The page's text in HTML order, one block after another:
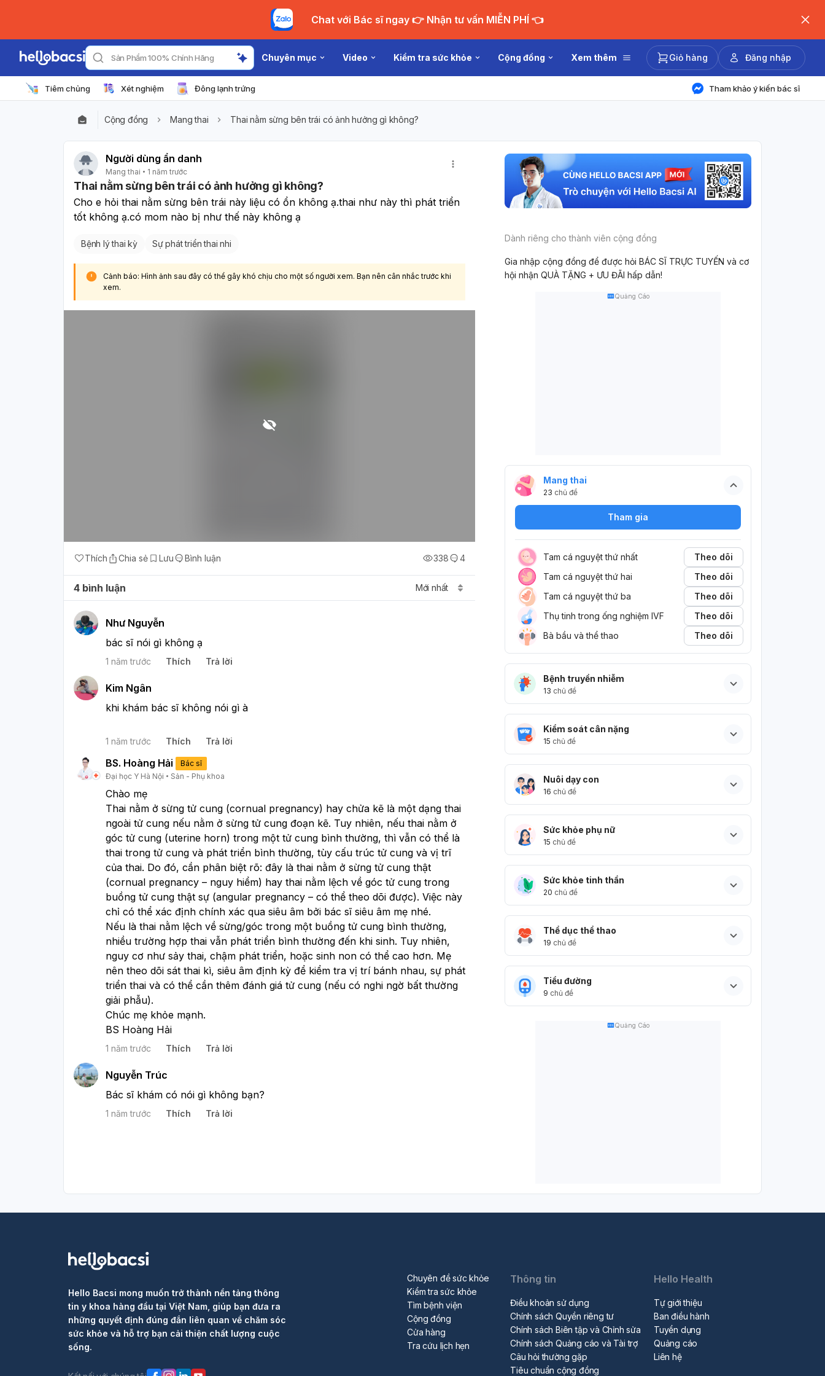
Chat với Bác sĩ ngay 👉 Nhận tư vấn MIỄN PHÍ 👈
Sản Phẩm 100% Chính Hãng Chuyên mục Video Kiểm tra sức khỏe Cộng đồng Xem thêm Giỏ hàng Đăng nhập
Tiêm chủng Xét nghiệm Đông lạnh trứng Tham khảo ý kiến bác sĩ
Cộng đồng Mang thai Thai nằm sừng bên trái có ảnh hưởng gì không?
Người dùng ẩn danh
Mang thai 1 năm trước
Thai nằm sừng bên trái có ảnh hưởng gì không?
Cho e hỏi thai nằm sừng bên trái này liệu có ổn không ạ.thai như này thì phát triển
tốt không ạ.có mom nào bị như thế này không ạ
Bệnh lý thai kỳ Sự phát triển thai nhi
Cảnh báo: Hình ảnh sau đây có thể gây khó chịu cho một số người xem. Bạn nên cân nhắc trước khi
xem.
Thích Chia sẻ Lưu Bình luận 338 4
4 bình luận Mới nhất
Như Nguyễn
bác sĩ nói gì không ạ
1 năm trước Thích Trả lời
Kim Ngân
khi khám bác sĩ không nói gì à
1 năm trước Thích Trả lời
BS. Hoàng Hải
Bác sĩ
Đại học Y Hà Nội
Sản - Phụ khoa
Chào mẹ
Thai nằm ở sừng tử cung (cornual pregnancy) hay chửa kẽ là một dạng thai
ngoài tử cung nếu nằm ở sừng tử cung đoạn kẽ. Tuy nhiên, nếu thai nằm ở
góc tử cung (uterine horn) trong một tử cung bình thường, thì vẫn có thể là
thai trong tử cung và phát triển bình thường, tùy cấu trúc tử cung và vị trĩ
của thai. Do đó, cần phân biệt rõ: đây là thai nằm ở sừng tử cung thật
(cornual pregnancy – nguy hiểm) hay thai nằm lệch về góc tử cung trong
buồng tử cung thật sự (angular pregnancy – có thể theo dõi được). Việc này
chỉ có thể xác định chính xác qua siêu âm bởi bác sĩ siêu âm mẹ nhé.
Nếu là thai nằm lệch về sừng/góc trong một buồng tử cung bình thường,
nhiều trường hợp thai vẫn phát triển bình thường đến khi sinh. Tuy nhiên,
nguy cơ như sảy thai, chậm phát triển, hoặc sinh non có thể cao hơn. Mẹ
nên theo dõi sát thai kì, siêu âm định kỳ để kiểm tra vị trí bánh nhau, sự phát
triển thai và có thể cần thêm đánh giá tử cung (nếu có nghi ngờ bất thường
giải phẫu).
Chúc mẹ khỏe mạnh.
BS Hoàng Hải
1 năm trước Thích Trả lời
Nguyễn Trúc
Bác sĩ khám có nói gì không bạn?
1 năm trước Thích Trả lời
Dành riêng cho thành viên cộng đồng
Gia nhập cộng đồng để được hỏi BÁC SĨ TRỰC TUYẾN và cơ
hội nhận QUÀ TẶNG + ƯU ĐÃI hấp dẫn!
Quảng Cáo
Mang thai
23 chủ đề
Tham gia
Tam cá nguyệt thứ nhất
Theo dõi
Tam cá nguyệt thứ hai
Theo dõi
Tam cá nguyệt thứ ba
Theo dõi
Thụ tinh trong ống nghiệm IVF
Theo dõi
Bà bầu và thể thao
Theo dõi
Bệnh truyền nhiễm
13 chủ đề
Kiểm soát cân nặng
15 chủ đề
Nuôi dạy con
16 chủ đề
Sức khỏe phụ nữ
15 chủ đề
Sức khỏe tinh thần
20 chủ đề
Thể dục thể thao
19 chủ đề
Tiểu đường
9 chủ đề
Quảng Cáo
Hello Bacsi mong muốn trở thành nền tảng thông
tin y khoa hàng đầu tại Việt Nam, giúp bạn đưa ra
những quyết định đúng đắn liên quan về chăm sóc
sức khỏe và hỗ trợ bạn cải thiện chất lượng cuộc
sống.
Chuyên đề sức khỏe
Kiểm tra sức khỏe
Tìm bệnh viện
Cộng đồng
Cửa hàng
Tra cứu lịch hẹn
Thông tin
Điều khoản sử dụng
Chính sách Quyền riêng tư
Chính sách Biên tập và Chỉnh sửa
Chính sách Quảng cáo và Tài trợ
Câu hỏi thường gặp
Tiêu chuẩn cộng đồng
Hello Health
Tự giới thiệu
Ban điều hành
Tuyển dụng
Quảng cáo
Liên hệ